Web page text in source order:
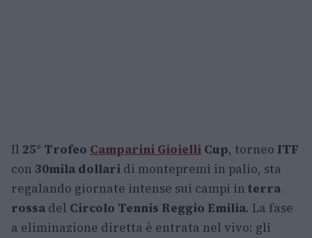
Il 25° Trofeo Camparini Gioielli Cup, torneo ITF
con 30mila dollari di montepremi in palio, sta
regalando giornate intense sui campi in terra
rossa del Circolo Tennis Reggio Emilia. La fase
a eliminazione diretta è entrata nel vivo: gli